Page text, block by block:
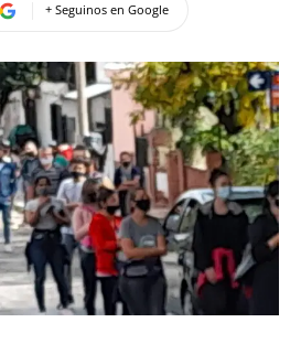
+ Seguinos en Google